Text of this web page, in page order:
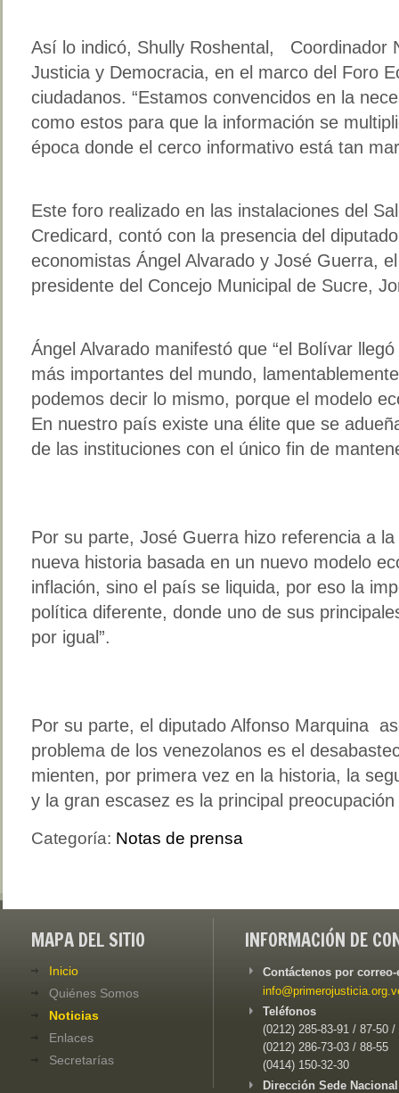
Así lo indicó, Shully Roshental, Coordinador
Justicia y Democracia, en el marco del Foro
ciudadanos. “Estamos convencidos en la
como estos para que la información se
época donde el cerco informativo está tan
Este foro realizado en las instalaciones del
Credicard, contó con la presencia del
economistas Ángel Alvarado y José Guerra,
presidente del Concejo Municipal de Sucre,
Ángel Alvarado manifestó que “el Bolívar
más importantes del mundo,
podemos decir lo mismo, porque el modelo
En nuestro país existe una élite que se
de las instituciones con el único fin de
Por su parte, José Guerra hizo referencia a
nueva historia basada en un nuevo modelo
inflación, sino el país se liquida, por eso la
política diferente, donde uno de sus
por igual”.
Por su parte, el diputado Alfonso Marquina
problema de los venezolanos es el
mienten, por primera vez en la historia, la
y la gran escasez es la principal
Categoría: Notas de prensa
MAPA DEL SITIO
Inicio
Quiénes Somos
Noticias
Enlaces
Secretarías
INFORMACIÓN DE
Contáctenos por
Teléfonos
(0212) 285-83-91 / 87-50 /
(0212) 286-73-03 / 88-55
(0414) 150-32-30
Dirección Sede